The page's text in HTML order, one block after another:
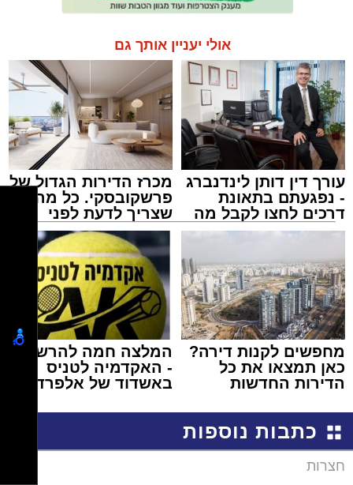
אולי יעניין אותך גם
עורך דין דותן לינדנברג
- נפגעתם בתאונת
דרכים לחצו לקבל מה
שמגיע לכם
מכרז הדירות הגדול של
פרשקובסקי. כל מה
שצריך לדעת לפני
שמגישים הצעה לדירה
באשדוד
מחפשים לקנות דירה?
כאן תמצאו את כל
הדירות החדשות
המלצה חמה להרשמה
- האקדמיה לטניס
באשדוד של אלפרד
כתבות נוספות
חצרות